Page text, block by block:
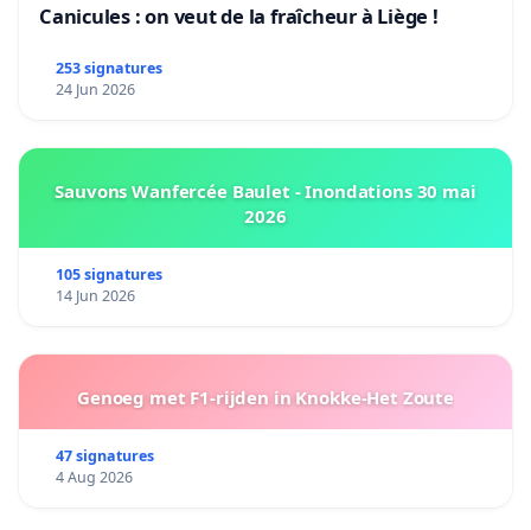
Canicules : on veut de la fraîcheur à Liège !
253 signatures
24 Jun 2026
Sauvons Wanfercée Baulet - Inondations 30 mai
2026
105 signatures
14 Jun 2026
Genoeg met F1-rijden in Knokke-Het Zoute
47 signatures
4 Aug 2026